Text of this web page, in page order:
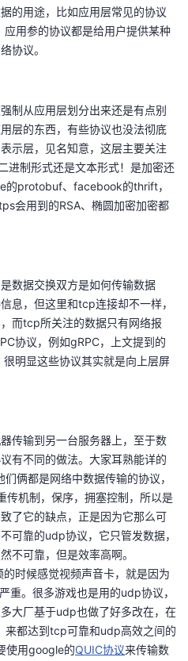
的用途，比如应用层常见的协议
应用参的协议都是给用户提供某种
协议。
制从应用层划分出来还是有点别
层的东西，有些协议也没法彻底
示层，见名知意，这层主要关注
进制形式还是文本形式！是加密还
的protobuf、facebook的thrift，
会用到的RSA、椭圆加密加密都
数据交换双方是如何传输数据
息，但这里和tcp连接却不一样，
而tcp所关注的数据只有网络报
协议，例如gRPC，上文提到的
明显这些协议其实就是向上层屏
传输到另一台服务器上，至于数
有不同的做法。大家耳熟能详的
俩都是网络中数据传输的协议，
机制，保序，拥塞控制，所以是
了它的缺点，正是因为它那么可
可靠的udp协议，它只管发数据，
不可靠，但是效率高啊。
候感觉视频声音卡，就是因为
重。很多游戏也是用的udp协议，
大厂基于udp也做了好多改在，在
都达到tcp可靠和udp高效之间的
使用google的QUIC协议来传输数